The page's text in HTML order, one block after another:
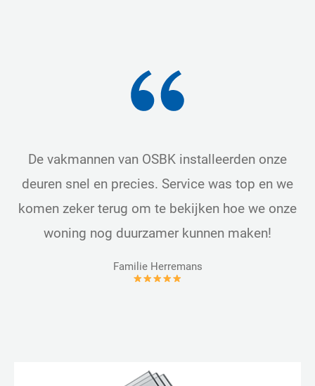
De vakmannen van OSBK installeerden onze
deuren snel en precies. Service was top en we
komen zeker terug om te bekijken hoe we onze
woning nog duurzamer kunnen maken!
Familie Herremans